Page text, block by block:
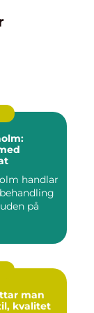
handlar
på
kvalitet